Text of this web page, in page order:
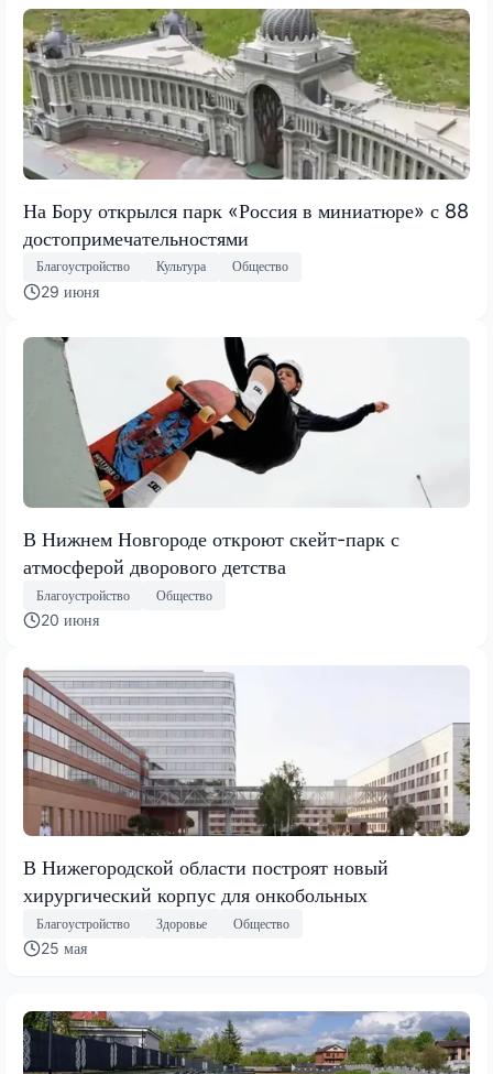
На Бору открылся парк «Россия в миниатюре» с 88
достопримечательностями
Благоустройство Культура Общество
29 июня
В Нижнем Новгороде откроют скейт-парк с
атмосферой дворового детства
Благоустройство Общество
20 июня
В Нижегородской области построят новый
хирургический корпус для онкобольных
Благоустройство Здоровье Общество
25 мая